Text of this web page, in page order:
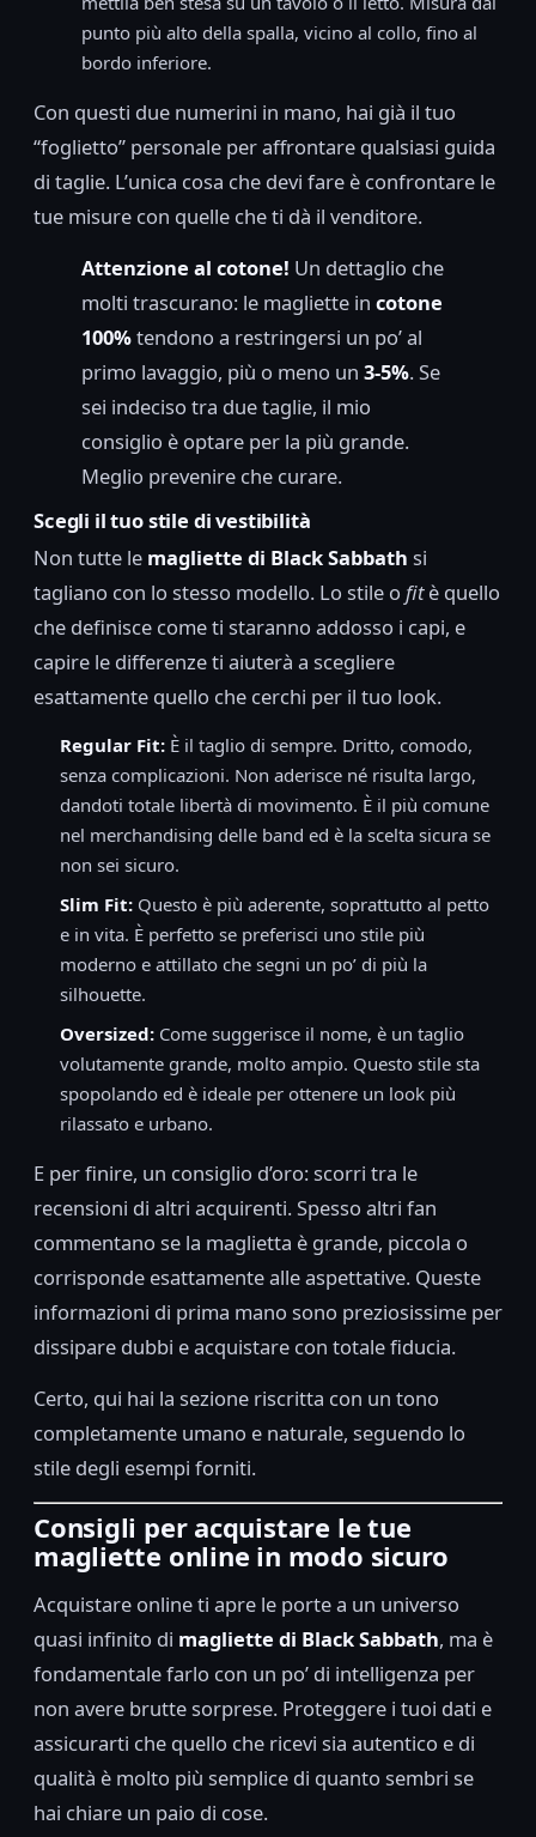
punto più alto della spalla, vicino al collo, fino al
bordo inferiore.
Con questi due numerini in mano, hai già il tuo
“foglietto” personale per affrontare qualsiasi guida
di taglie. L’unica cosa che devi fare è confrontare le
tue misure con quelle che ti dà il venditore.
Attenzione al cotone! Un dettaglio che
molti trascurano: le magliette in cotone
100%tendono a restringersi un po’ al
primo lavaggio, più o meno un 3-5%. Se
sei indeciso tra due taglie, il mio
consiglio è optare per la più grande.
Meglio prevenire che curare.
Scegli il tuo stile di vestibilità
Non tutte le magliette di Black Sabbath si
tagliano con lo stesso modello. Lo stile o fitè quello
che definisce come ti staranno addosso i capi, e
capire le differenze ti aiuterà a scegliere
esattamente quello che cerchi per il tuo look.
Regular Fit: È il taglio di sempre. Dritto, comodo,
senza complicazioni. Non aderisce né risulta largo,
dandoti totale libertà di movimento. È il più comune
nel merchandising delle band ed è la scelta sicura se
non sei sicuro.
Slim Fit: Questo è più aderente, soprattutto al petto
e in vita. È perfetto se preferisci uno stile più
moderno e attillato che segni un po’ di più la
silhouette.
Oversized: Come suggerisce il nome, è un taglio
volutamente grande, molto ampio. Questo stile sta
spopolando ed è ideale per ottenere un look più
rilassato e urbano.
E per finire, un consiglio d’oro: scorri tra le
recensioni di altri acquirenti. Spesso altri fan
commentano se la maglietta è grande, piccola o
corrisponde esattamente alle aspettative. Queste
informazioni di prima mano sono preziosissime per
dissipare dubbi e acquistare con totale fiducia.
Certo, qui hai la sezione riscritta con un tono
completamente umano e naturale, seguendo lo
stile degli esempi forniti.
Consigli per acquistare le tue
magliette online in modo sicuro
Acquistare online ti apre le porte a un universo
quasi infinito di magliette di Black Sabbath, ma è
fondamentale farlo con un po’ di intelligenza per
non avere brutte sorprese. Proteggere i tuoi dati e
assicurarti che quello che ricevi sia autentico e di
qualità è molto più semplice di quanto sembri se
hai chiare un paio di cose.